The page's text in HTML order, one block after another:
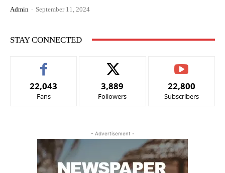
Admin - September 11, 2024
STAY CONNECTED
22,043
Fans
3,889
Followers
22,800
Subscribers
- Advertisement -